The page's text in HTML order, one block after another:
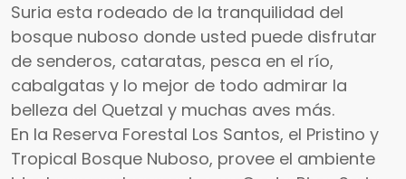
Suria esta rodeado de la tranquilidad del
bosque nuboso donde usted puede disfrutar
de senderos, cataratas, pesca en el río,
cabalgatas y lo mejor de todo admirar la
belleza del Quetzal y muchas aves más.
En la Reserva Forestal Los Santos, el Pristino y
Tropical Bosque Nuboso, provee el ambiente